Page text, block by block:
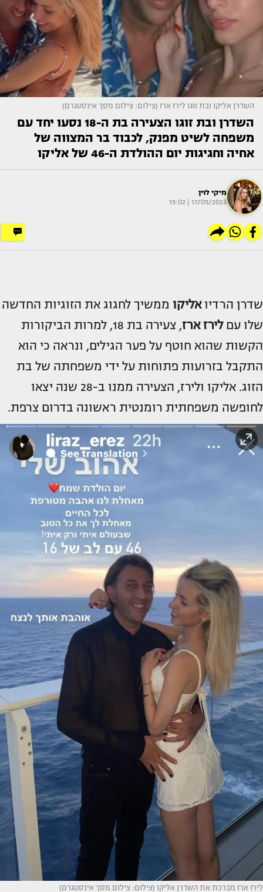
השדרן אליקו ובת זוגו לירז ארז (צילום: צילום מסך אינסטגרם)
השדרן ובת זוגו הצעירה בת ה-18 נסעו יחד עם
משפחה לשיט מפנק, לכבוד בר המצווה של
אחיה וחגיגות יום ההולדת ה-46 של אליקו
מיקי לוין
17/05/2023 | 15:02
שדרן הרדיואליקו ממשיך לחגוג את הזוגיות החדשה
שלו עםלירז ארז
, צעירה בת 18, למרות הביקורות
הקשות שהוא חוטף על פער הגילים, ונראה כי הוא
התקבל בזרועות פתוחות על ידי משפחתה של בת
הזוג. אליקו ולירז, הצעירה ממנו ב-28 שנה יצאו
לחופשה משפחתית רומנטית ראשונה בדרום צרפת.
לירז ארז מברכת את השדרן אליקו (צילום: צילום מסך אינסטגרם)